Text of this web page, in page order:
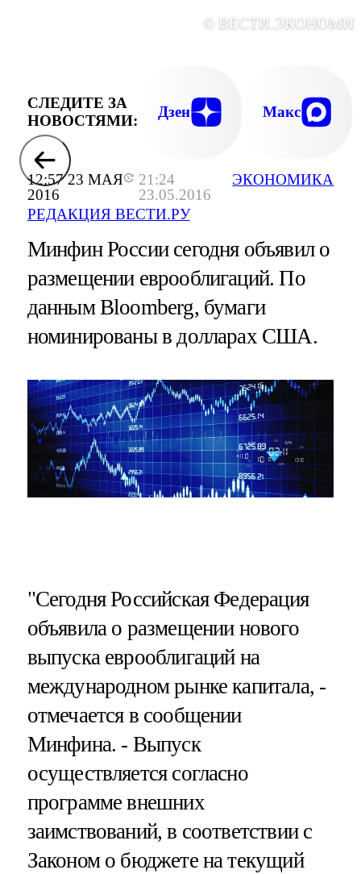
12:57 23 МАЯ
2016
21:24
23.05.2016
РЕДАКЦИЯ ВЕСТИ.РУ
ЭКОНОМИКА
©
СЛЕДИТЕ ЗА
НОВОСТЯМИ:
Дзен Макс
Минфин России сегодня объявил о
размещении еврооблигаций. По
данным Bloomberg, бумаги
номинированы в долларах США.
"Сегодня Российская Федерация
объявила о размещении нового
выпуска еврооблигаций на
международном рынке капитала, -
отмечается в сообщении
Минфина. - Выпуск
осуществляется согласно
программе внешних
заимствований, в соответствии с
Законом о бюджете на текущий